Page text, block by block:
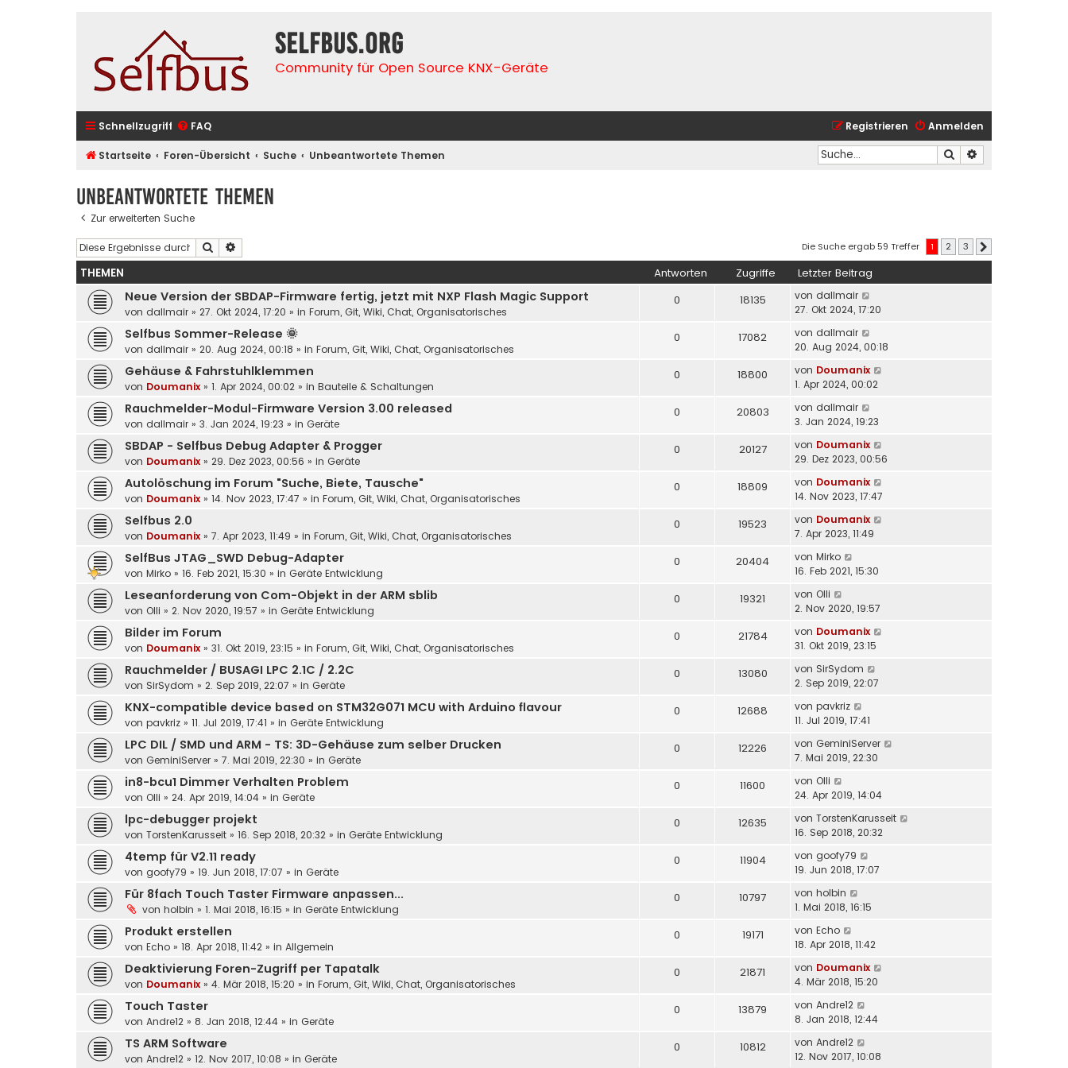
selfbus.org
Community für Open Source KNX-Geräte
Schnellzugriff FAQ Anmelden
Registrieren
Startseite Foren-Übersicht Suche Unbeantwortete Themen Suche
Unbeantwortete Themen
Zur erweiterten Suche
Suche Die Suche ergab 59 Treffer 1 2 3
THEMEN Antworten Zugriffe Letzter Beitrag
Neue Version der SBDAP-Firmware fertig, jetzt mit NXP Flash Magic Support
von dallmair » 27. Okt 2024, 17:20 » in Forum, Git, Wiki, Chat, Organisatorisches
0 18135 von dallmair
27. Okt 2024, 17:20
Selfbus Sommer-Release 🌞
von dallmair » 20. Aug 2024, 00:18 » in Forum, Git, Wiki, Chat, Organisatorisches
0 17082 von dallmair
20. Aug 2024, 00:18
Gehäuse & Fahrstuhlklemmen
von Doumanix » 1. Apr 2024, 00:02 » in Bauteile & Schaltungen
0 18800 von Doumanix
1. Apr 2024, 00:02
Rauchmelder-Modul-Firmware Version 3.00 released
von dallmair » 3. Jan 2024, 19:23 » in Geräte
0 20803 von dallmair
3. Jan 2024, 19:23
SBDAP - Selfbus Debug Adapter & Progger
von Doumanix » 29. Dez 2023, 00:56 » in Geräte
0 20127 von Doumanix
29. Dez 2023, 00:56
Autolöschung im Forum "Suche, Biete, Tausche"
von Doumanix » 14. Nov 2023, 17:47 » in Forum, Git, Wiki, Chat, Organisatorisches
0 18809 von Doumanix
14. Nov 2023, 17:47
Selfbus 2.0
von Doumanix » 7. Apr 2023, 11:49 » in Forum, Git, Wiki, Chat, Organisatorisches
0 19523 von Doumanix
7. Apr 2023, 11:49
SelfBus JTAG_SWD Debug-Adapter
von Mirko » 16. Feb 2021, 15:30 » in Geräte Entwicklung
0 20404 von Mirko
16. Feb 2021, 15:30
Leseanforderung von Com-Objekt in der ARM sblib
von Olli » 2. Nov 2020, 19:57 » in Geräte Entwicklung
0 19321 von Olli
2. Nov 2020, 19:57
Bilder im Forum
von Doumanix » 31. Okt 2019, 23:15 » in Forum, Git, Wiki, Chat, Organisatorisches
0 21784 von Doumanix
31. Okt 2019, 23:15
Rauchmelder / BUSAGI LPC 2.1C / 2.2C
von SirSydom » 2. Sep 2019, 22:07 » in Geräte
0 13080 von SirSydom
2. Sep 2019, 22:07
KNX-compatible device based on STM32G071 MCU with Arduino flavour
von pavkriz » 11. Jul 2019, 17:41 » in Geräte Entwicklung
0 12688 von pavkriz
11. Jul 2019, 17:41
LPC DIL / SMD und ARM - TS: 3D-Gehäuse zum selber Drucken
von GeminiServer » 7. Mai 2019, 22:30 » in Geräte
0 12226 von GeminiServer
7. Mai 2019, 22:30
in8-bcu1 Dimmer Verhalten Problem
von Olli » 24. Apr 2019, 14:04 » in Geräte
0 11600 von Olli
24. Apr 2019, 14:04
lpc-debugger projekt
von TorstenKarusseit » 16. Sep 2018, 20:32 » in Geräte Entwicklung
0 12635 von TorstenKarusseit
16. Sep 2018, 20:32
4temp für V2.11 ready
von goofy79 » 19. Jun 2018, 17:07 » in Geräte
0 11904 von goofy79
19. Jun 2018, 17:07
Für 8fach Touch Taster Firmware anpassen...
von holbin » 1. Mai 2018, 16:15 » in Geräte Entwicklung
0 10797 von holbin
1. Mai 2018, 16:15
Produkt erstellen
von Echo » 18. Apr 2018, 11:42 » in Allgemein
0 19171 von Echo
18. Apr 2018, 11:42
Deaktivierung Foren-Zugriff per Tapatalk
von Doumanix » 4. Mär 2018, 15:20 » in Forum, Git, Wiki, Chat, Organisatorisches
0 21871 von Doumanix
4. Mär 2018, 15:20
Touch Taster
von Andre12 » 8. Jan 2018, 12:44 » in Geräte
0 13879 von Andre12
8. Jan 2018, 12:44
TS ARM Software
von Andre12 » 12. Nov 2017, 10:08 » in Geräte
0 10812 von Andre12
12. Nov 2017, 10:08